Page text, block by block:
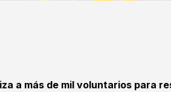
a más de mil voluntarios para